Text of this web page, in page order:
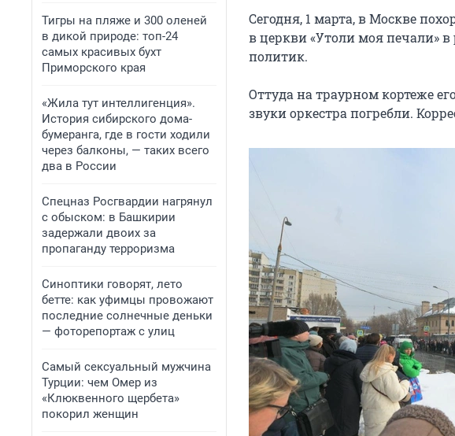
Тигры на пляже и 300 оленей
в дикой природе: топ-24
самых красивых бухт
Приморского края
«Жила тут интеллигенция».
История сибирского дома-
бумеранга, где в гости ходили
через балконы, — таких всего
два в России
Спецназ Росгвардии нагрянул
с обыском: в Башкирии
задержали двоих за
пропаганду терроризма
Синоптики говорят, лето
бетте: как уфимцы провожают
последние солнечные деньки
— фоторепортаж с улиц
Самый сексуальный мужчина
Турции: чем Омер из
«Клюквенного щербета»
покорил женщин
Сегодня, 1 марта, в Москве
в церкви «Утоли моя печали»
политик.
Оттуда на траурном кортеже
звуки оркестра погребли.